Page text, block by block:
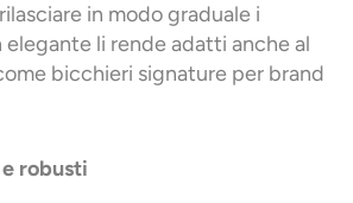
in modo graduale i
li rende adatti anche al
bicchieri signature per brand
robusti